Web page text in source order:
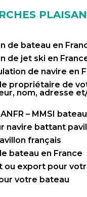
de bateau en
de jet ski en
de navire en
propriétaire de
nom, adresse
– MMSI bateau
navire battant
français
bateau en France
ou export pour
votre bateau